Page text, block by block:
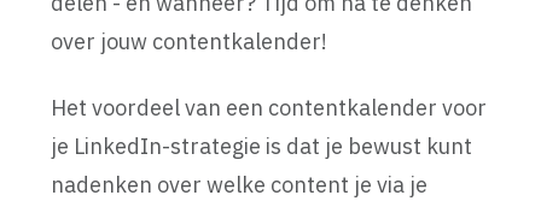
over jouw contentkalender!
Het voordeel van een contentkalender voor
je LinkedIn-strategie is dat je bewust kunt
nadenken over welke content je via je